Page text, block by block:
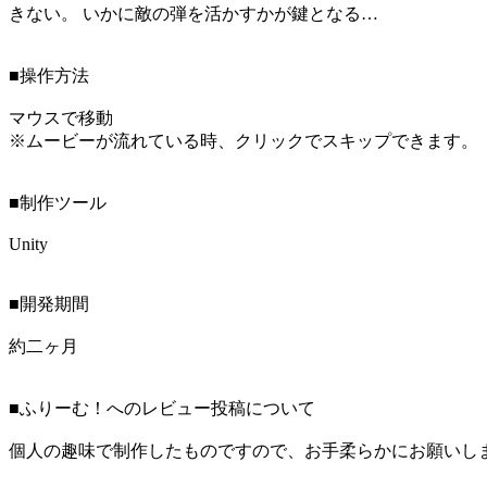
きない。 いかに敵の弾を活かすかが鍵となる…
■操作方法
マウスで移動
※ムービーが流れている時、クリックでスキップできます。
■制作ツール
Unity
■開発期間
約二ヶ月
■ふりーむ！へのレビュー投稿について
個人の趣味で制作したものですので、お手柔らかにお願いし